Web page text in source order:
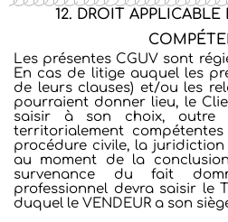
12. DROIT
Les présentes CGUV sont
En cas de litige auquel les
de leurs clauses) et/ou les
pourraient donner lieu, le
saisir à son choix, outre
territorialement
procédure civile, la
au moment de la
survenance du fait
professionnel devra saisir le
duquel le VENDEUR a son